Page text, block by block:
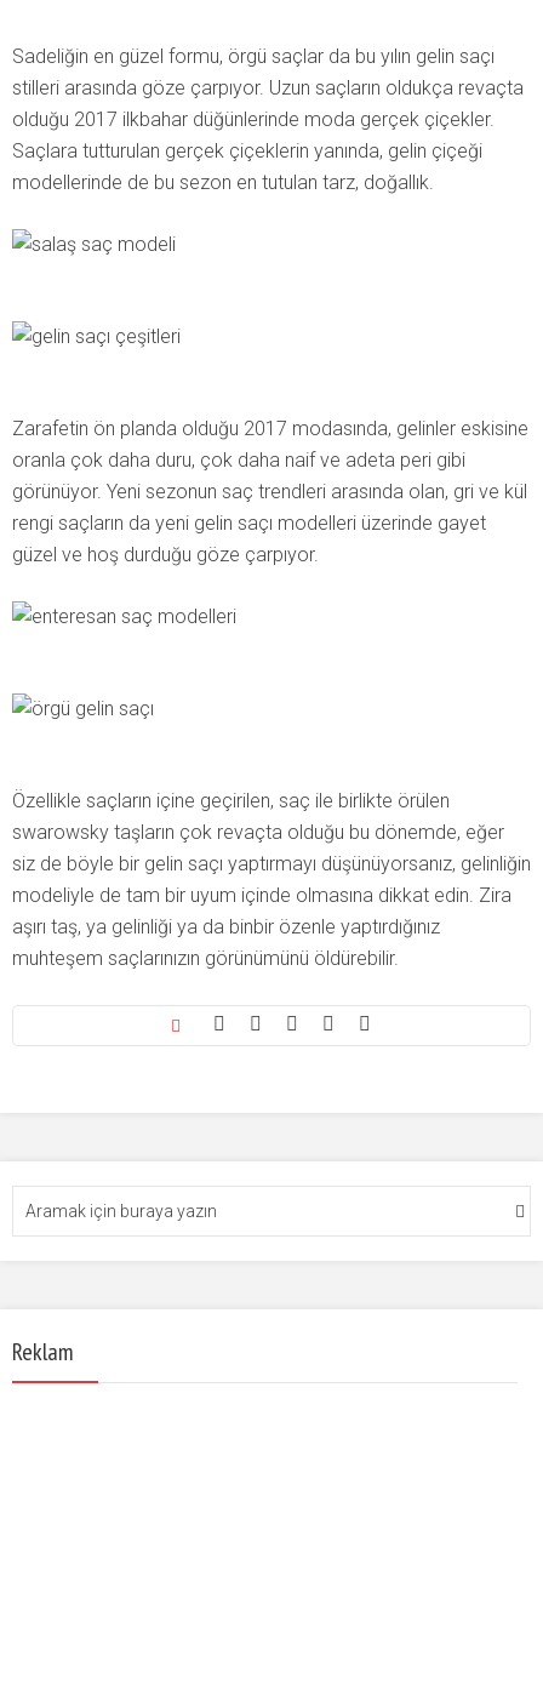
Sadeliğin en güzel formu, örgü saçlar da bu yılın gelin saçı
stilleri arasında göze çarpıyor. Uzun saçların oldukça revaçta
olduğu 2017 ilkbahar düğünlerinde moda gerçek çiçekler.
Saçlara tutturulan gerçek çiçeklerin yanında, gelin çiçeği
modellerinde de bu sezon en tutulan tarz, doğallık.
Zarafetin ön planda olduğu 2017 modasında, gelinler eskisine
oranla çok daha duru, çok daha naif ve adeta peri gibi
görünüyor. Yeni sezonun saç trendleri arasında olan, gri ve kül
rengi saçların da yeni gelin saçı modelleri üzerinde gayet
güzel ve hoş durduğu göze çarpıyor.
Özellikle saçların içine geçirilen, saç ile birlikte örülen
swarowsky taşların çok revaçta olduğu bu dönemde, eğer
siz de böyle bir gelin saçı yaptırmayı düşünüyorsanız, gelinliğin
modeliyle de tam bir uyum içinde olmasına dikkat edin. Zira
aşırı taş, ya gelinliği ya da binbir özenle yaptırdığınız
muhteşem saçlarınızın görünümünü öldürebilir.
Reklam